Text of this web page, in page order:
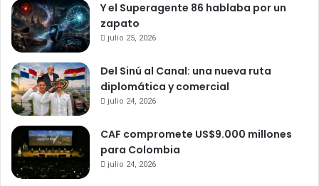
Y el Superagente 86 hablaba por un
zapato
julio 25, 2026
Del Sinú al Canal: una nueva ruta
diplomática y comercial
julio 24, 2026
CAF compromete US$9.000 millones
para Colombia
julio 24, 2026